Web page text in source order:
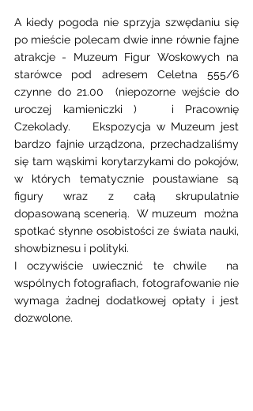
A kiedy pogoda nie sprzyja szwędaniu się
po mieście polecam dwie inne równie fajne
atrakcje - Muzeum Figur Woskowych na
starówce pod adresem Celetna 555/6
czynne do 21.00  (niepozorne wejście do
uroczej kamieniczki )   i Pracownię
Czekolady.    Ekspozycja w Muzeum jest
bardzo fajnie urządzona, przechadzaliśmy
się tam wąskimi korytarzykami do pokojów,
w których tematycznie poustawiane są
figury wraz z całą skrupulatnie
dopasowaną scenerią.  W muzeum  można
spotkać słynne osobistości ze świata nauki,
showbiznesu i polityki.
I oczywiście uwiecznić te chwile  na
wspólnych fotografiach, fotografowanie nie
wymaga żadnej dodatkowej opłaty i jest
dozwolone.